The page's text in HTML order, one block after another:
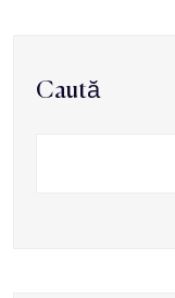
Caută